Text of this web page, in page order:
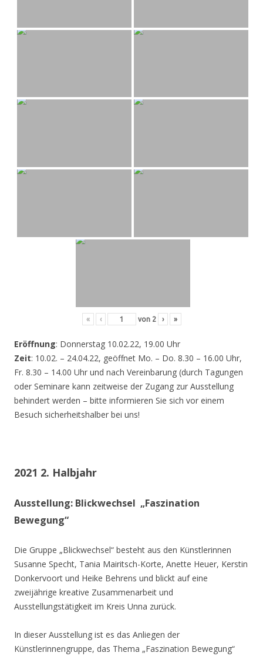
« ‹ von 2 › »
Eröffnung: Donnerstag 10.02.22, 19.00 Uhr
Zeit: 10.02. – 24.04.22, geöffnet Mo. – Do. 8.30 – 16.00 Uhr,
Fr. 8.30 – 14.00 Uhr und nach Vereinbarung (durch Tagungen
oder Seminare kann zeitweise der Zugang zur Ausstellung
behindert werden – bitte informieren Sie sich vor einem
Besuch sicherheitshalber bei uns!
2021 2. Halbjahr
Ausstellung: Blickwechsel „Faszination
Bewegung“
Die Gruppe „Blickwechsel“ besteht aus den Künstlerinnen
Susanne Specht, Tania Mairitsch-Korte, Anette Heuer, Kerstin
Donkervoort und Heike Behrens und blickt auf eine
zweijährige kreative Zusammenarbeit und
Ausstellungstätigkeit im Kreis Unna zurück.
In dieser Ausstellung ist es das Anliegen der
Künstlerinnengruppe, das Thema „Faszination Bewegung“